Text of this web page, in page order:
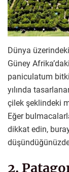
Dünya
Güney
paniculatum
yılında
çilek şeklindeki
Eğer
dikkat edin,
2.